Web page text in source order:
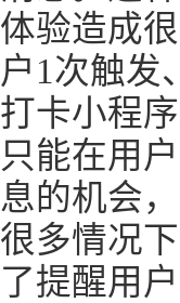
体验造成
户1次触发
打卡小程
只能在用
息的机会
很多情况
了提醒用